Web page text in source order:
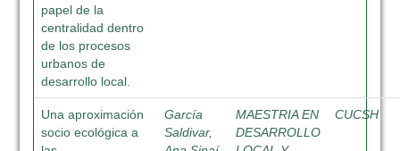
papel de la
centralidad dentro
de los procesos
urbanos de
desarrollo local.
Una aproximación
socio ecológica a
García
Saldivar,
MAESTRIA EN
DESARROLLO
CUCSH